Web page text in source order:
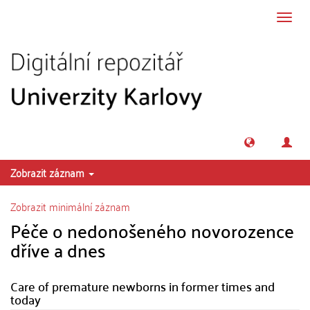
Zobrazit záznam
Zobrazit minimální záznam
Péče o nedonošeného novorozence
dříve a dnes
Care of premature newborns in former times and
today